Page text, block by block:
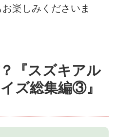
楽しみくださいま
『スズキアル
ズ総集編③』